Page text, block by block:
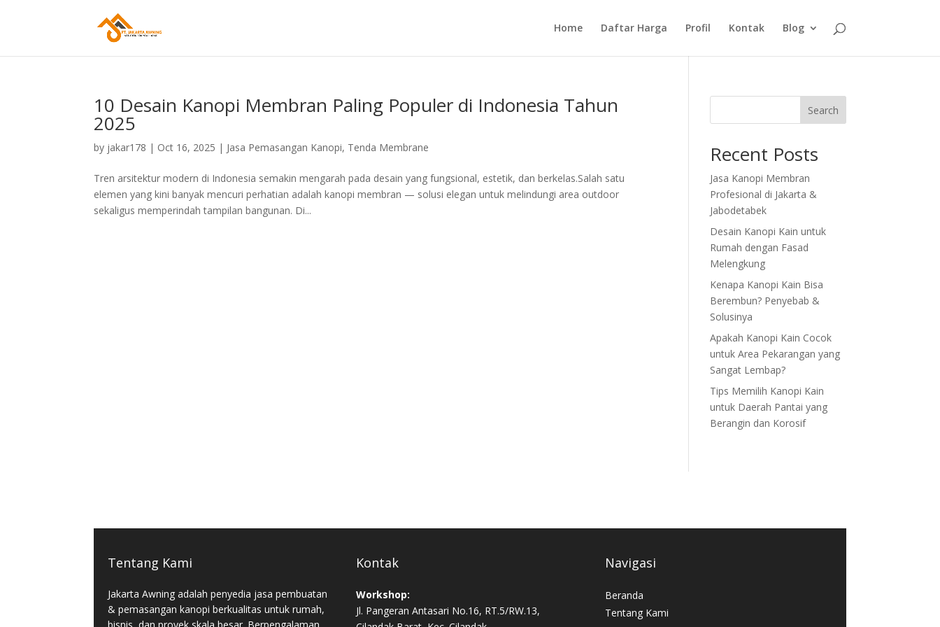
Home Daftar Harga Profil Kontak Blog
10 Desain Kanopi Membran Paling Populer di Indonesia Tahun
2025
by jakar178 | Oct 16, 2025 | Jasa Pemasangan Kanopi, Tenda Membrane
Tren arsitektur modern di Indonesia semakin mengarah pada desain yang fungsional, estetik, dan berkelas.Salah satu
elemen yang kini banyak mencuri perhatian adalah kanopi membran — solusi elegan untuk melindungi area outdoor
sekaligus memperindah tampilan bangunan. Di...
Search
Recent Posts
Jasa Kanopi Membran
Profesional di Jakarta &
Jabodetabek
Desain Kanopi Kain untuk
Rumah dengan Fasad
Melengkung
Kenapa Kanopi Kain Bisa
Berembun? Penyebab &
Solusinya
Apakah Kanopi Kain Cocok
untuk Area Pekarangan yang
Sangat Lembap?
Tips Memilih Kanopi Kain
untuk Daerah Pantai yang
Berangin dan Korosif
Tentang Kami
Jakarta Awning adalah penyedia jasa pembuatan
& pemasangan kanopi berkualitas untuk rumah,
bisnis, dan proyek skala besar. Berpengalaman,
Kontak
Workshop:
Jl. Pangeran Antasari No.16, RT.5/RW.13,
Navigasi
Beranda
Tentang Kami